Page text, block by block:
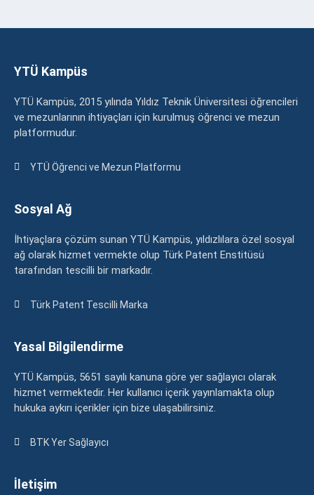
YTÜ Kampüs
YTÜ Kampüs, 2015 yılında Yıldız Teknik Üniversitesi öğrencileri
ve mezunlarının ihtiyaçları için kurulmuş öğrenci ve mezun
platformudur.
YTÜ Öğrenci ve Mezun Platformu
Sosyal Ağ
İhtiyaçlara çözüm sunan YTÜ Kampüs, yıldızlılara özel sosyal
ağ olarak hizmet vermekte olup Türk Patent Enstitüsü
tarafından tescilli bir markadır.
Türk Patent Tescilli Marka
Yasal Bilgilendirme
YTÜ Kampüs, 5651 sayılı kanuna göre yer sağlayıcı olarak
hizmet vermektedir. Her kullanıcı içerik yayınlamakta olup
hukuka aykırı içerikler için bize ulaşabilirsiniz.
BTK Yer Sağlayıcı
İletişim